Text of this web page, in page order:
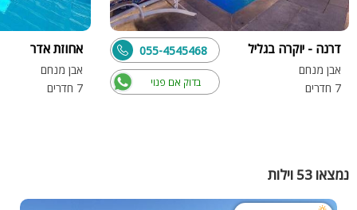
דרנה - יוקרה בגליל
אבן מנחם
7 חדרים
בדוק אם פנוי
055-4545468 אחוזת אדר
אבן מנחם
7 חדרים
נמצאו 53 וילות